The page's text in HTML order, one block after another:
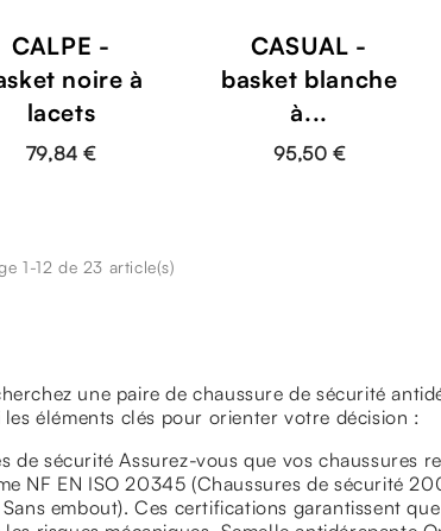
CALPE -
noire à
lacets
79,84 €
CASUAL -
basket blanche
à...
95,50 €
1-12 de 23 article(s)
une paire de chaussure de sécurité
les éléments clés pour orienter votre décision :
de sécurité Assurez-vous que vos chaussures
NF EN ISO 20345 (Chaussures de sécurité
embout). Ces certifications garantissent